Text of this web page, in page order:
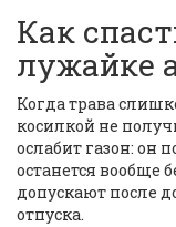
Как
лужайке
Когда трава
косилкой не
ослабит газон: он
останется вообще
допускают после
отпуска.